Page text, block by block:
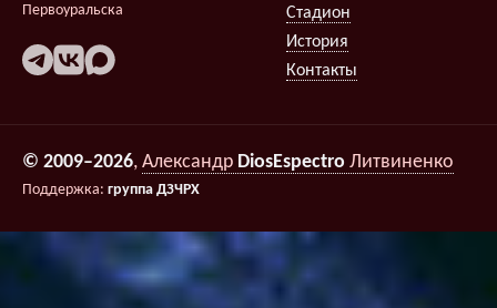
Первоуральска
Стадион
История
Контакты
© 2009–2026, Александр DiosEspectro Литвиненко
Поддержка: группа ДЗЧРХ